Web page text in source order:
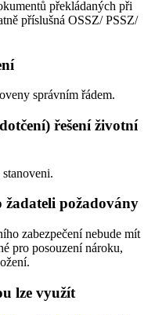
překládaných při
příslušná OSSZ/ PSSZ/
správním řádem.
řešení životní
žadateli požadovány
zabezpečení nebude mít
pro posouzení nároku,
lze využít